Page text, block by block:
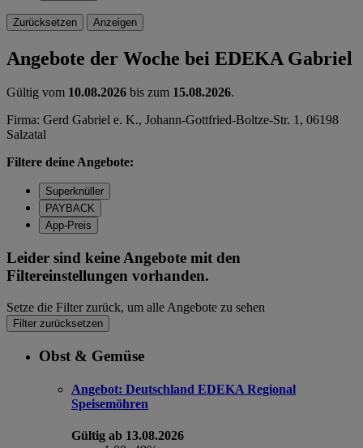
Zurücksetzen Anzeigen
Angebote der Woche bei EDEKA Gabriel
Gültig vom 10.08.2026 bis zum 15.08.2026.
Firma: Gerd Gabriel e. K., Johann-Gottfried-Boltze-Str. 1, 06198
Salzatal
Filtere deine Angebote:
Superknüller
PAYBACK
App-Preis
Leider sind keine Angebote mit den
Filtereinstellungen vorhanden.
Setze die Filter zurück, um alle Angebote zu sehen
Filter zurücksetzen
Obst & Gemüse
Angebot: Deutschland EDEKA Regional
Speisemöhren
Gültig ab 13.08.2026